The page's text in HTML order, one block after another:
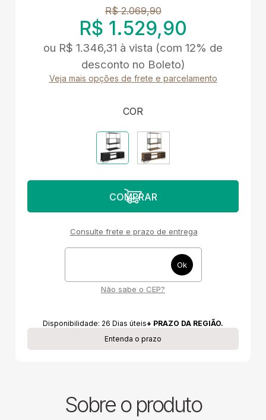
R$ 2.069,90
R$ 1.529,90
ou R$ 1.346,31 à vista (com 12% de
desconto no Boleto)
Veja mais opções de frete e parcelamento
COR
Consulte frete e prazo de entrega
Não sabe o CEP?
Disponibilidade: 26 Dias úteis+ PRAZO DA REGIÃO.
Entenda o prazo
Sobre o produto